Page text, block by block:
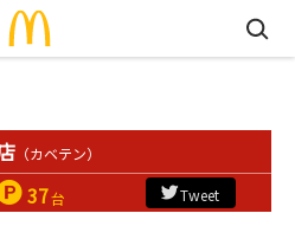
（カベテン）
37台 Tweet